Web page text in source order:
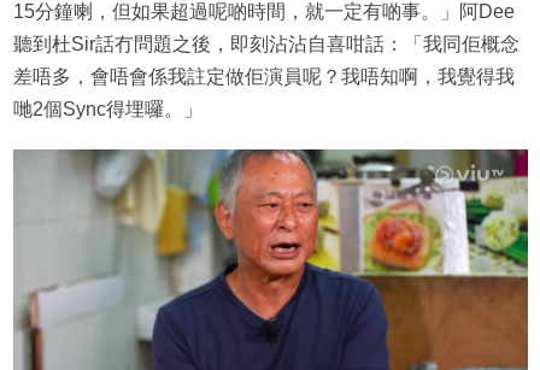
15分鐘喇，但如果超過呢啲時間，就一定有啲事。」阿Dee
聽到杜Sir話冇問題之後，即刻沾沾自喜咁話：「我同佢概念
差唔多，會唔會係我註定做佢演員呢？我唔知啊，我覺得我
哋2個Sync得埋囉。」